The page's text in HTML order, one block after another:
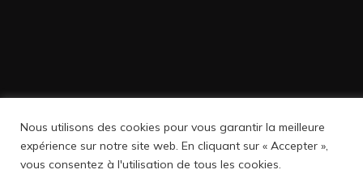
Nous utilisons des cookies pour vous garantir la meilleure
expérience sur notre site web. En cliquant sur « Accepter »,
vous consentez à l'utilisation de tous les cookies.